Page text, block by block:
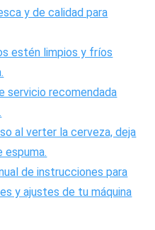
y de calidad para
estén limpios y fríos
servicio recomendada
al verter la cerveza, deja
espuma.
de instrucciones para
y ajustes de tu máquina